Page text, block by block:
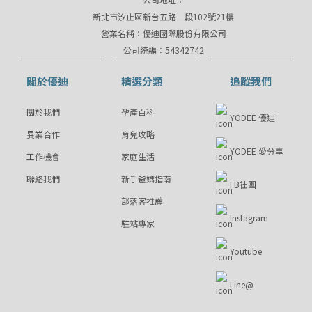
新北市汐止區新台五路一段102號21樓
營業名稱：優迪國際股份有限公司
公司統編：54342742
關於優迪
關於我們
異業合作
工作機會
聯絡我們
精選分類
孕產百科
育兒攻略
家庭生活
新手爸媽指南
部落客推薦
駐站專家
追蹤我們
YODEE 優迪
YODEE 愛分享
FB社團
Instagram
Youtube
Line@